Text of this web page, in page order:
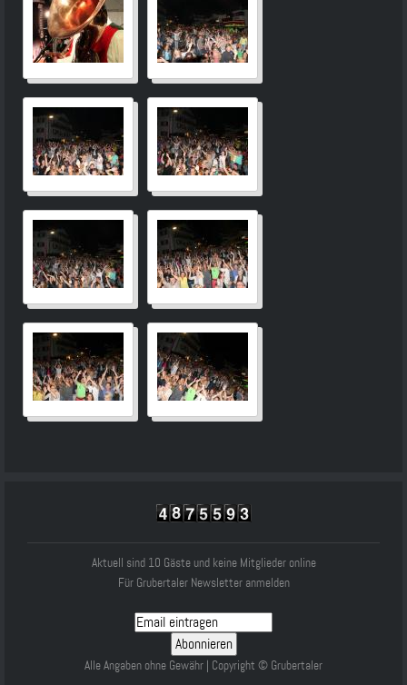
Aktuell sind 10 Gäste und keine Mitglieder online
Für Grubertaler Newsletter anmelden
Alle Angaben ohne Gewähr | Copyright © Grubertaler